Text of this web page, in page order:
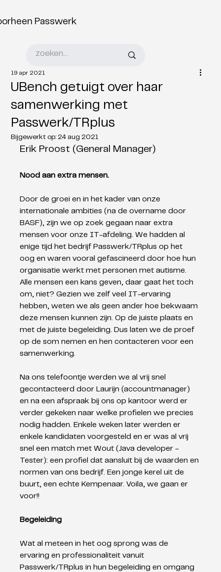
Passwerk
UBench getuigt over haar
samenwerking met
Passwerk/TRplus
19 apr 2021
Bijgewerkt op:24 aug 2021
Erik Proost (General Manager)
Nood aan extra mensen.
Door de groei en in het kader van onze
internationale ambities (na de overname door
BASF), zijn we op zoek gegaan naar extra
mensen voor onze IT-afdeling. We hadden al
enige tijd het bedrijf Passwerk/TRplus op het
oog en waren vooral gefascineerd door hoe hun
organisatie werkt met personen met autisme.
Alle mensen een kans geven, daar gaat het toch
om, niet? Gezien we zelf veel IT-ervaring
hebben, weten we als geen ander hoe bekwaam
deze mensen kunnen zijn. Op de juiste plaats en
met de juiste begeleiding. Dus laten we de proef
op de som nemen en hen contacteren voor een
samenwerking.
Na ons telefoontje werden we al vrij snel
gecontacteerd door Laurijn (accountmanager)
en na een afspraak bij ons op kantoor werd er
verder gekeken naar welke profielen we precies
nodig hadden. Enkele weken later werden er
enkele kandidaten voorgesteld en er was al vrij
snel een match met Wout (Java developer -
Tester): een profiel dat aansluit bij de waarden en
normen van ons bedrijf. Een jonge kerel uit de
buurt, een echte Kempenaar. Voila, we gaan er
voor!!
Begeleiding
Wat al meteen in het oog sprong was de
ervaring en professionaliteit vanuit
Passwerk/TRplus in hun begeleiding en omgang